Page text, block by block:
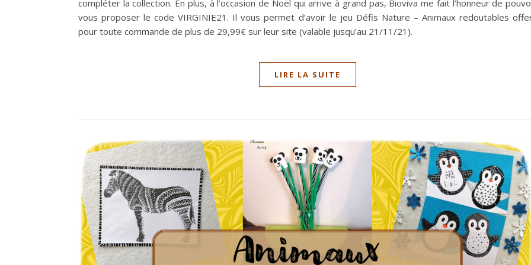
compléter la collection. En plus, à l’occasion de Noël qui arrive à grand pas, Bioviva me fait l’honneur de
vous proposer le code VIRGINIE21. Il vous permet d’avoir le jeu Défis Nature – Animaux redoutables
pour toute commande de plus de 29,99€ sur leur site (valable jusqu’au 21/11/21).
LIRE LA SUITE